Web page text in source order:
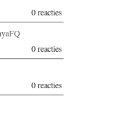
0 reacties
0 reacties
0 reacties